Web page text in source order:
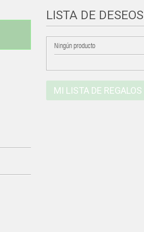
LISTA DE DESEOS
Ningún producto
MI LISTA DE REGALOS